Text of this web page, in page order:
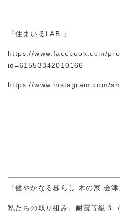
『住まいるLAB.』
https://www.facebook.com/
id=61553342010166
https://www.instagram.com/
『健やかなる暮らし 木の家 会津
私たちの取り組み、耐震等級３